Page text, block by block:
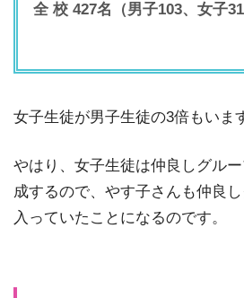
全 校 427名（男子103、女子
女子生徒が男子生徒の3倍もいま
やはり、女子生徒は仲良しグル
成するので、やす子さんも仲良
入っていたことになるのです。